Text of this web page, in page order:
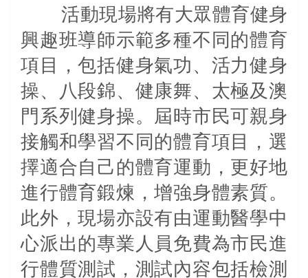
活動現場將有大眾體育健身
興趣班導師示範多種不同的體育
項目，包括健身氣功、活力健身
操、八段錦、健康舞、太極及澳
門系列健身操。屆時市民可親身
接觸和學習不同的體育項目，選
擇適合自己的體育運動，更好地
進行體育鍛煉，增強身體素質。
此外，現場亦設有由運動醫學中
心派出的專業人員免費為市民進
行體質測試，測試內容包括檢測